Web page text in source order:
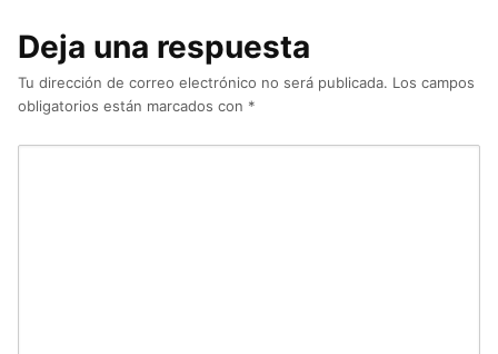
Deja una respuesta
Tu dirección de correo electrónico no será publicada. Los campos
obligatorios están marcados con *